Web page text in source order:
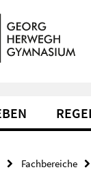
Fachbereiche